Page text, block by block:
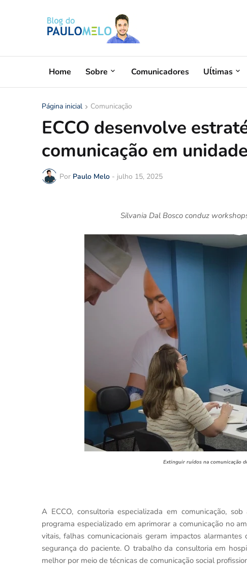
Home Sobre Comunicadores Uĺtimas
Página inicial Comunicação
ECCO desenvolve
comunicação em
Por Paulo Melo - julho 15, 2025
Silvania Dal Bosco conduz
Extinguir ruídos na comunicação
A ECCO, consultoria especializada em comunicação,
programa especializado em aprimorar a comunicação no
vitais, falhas comunicacionais geram impactos
segurança do paciente. O trabalho da consultoria em
melhor por meio de técnicas de comunicação social